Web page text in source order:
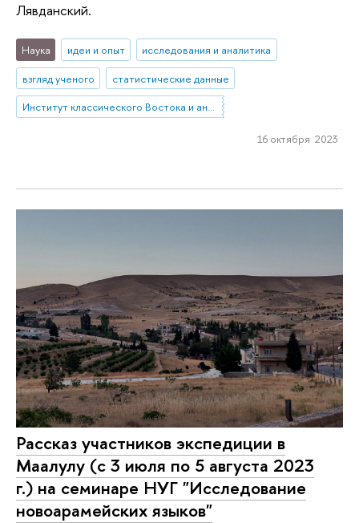
Лявданский.
Наука идеи и опыт
исследования и аналитика
взгляд ученого
статистические данные
Институт классического Востока и античности
16 октября 2023
Рассказ участников экспедиции в
Маалулу (с 3 июля по 5 августа 2023
г.) на семинаре НУГ "Исследование
новоарамейских языков"